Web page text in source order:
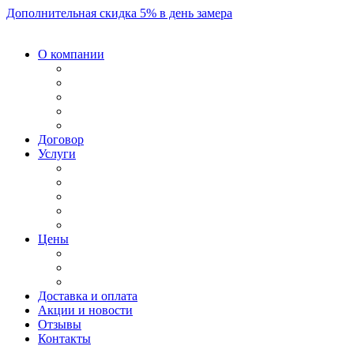
Дополнительная скидка 5% в день замера
О компании
Договор
Услуги
Цены
Доставка и оплата
Акции и новости
Отзывы
Контакты